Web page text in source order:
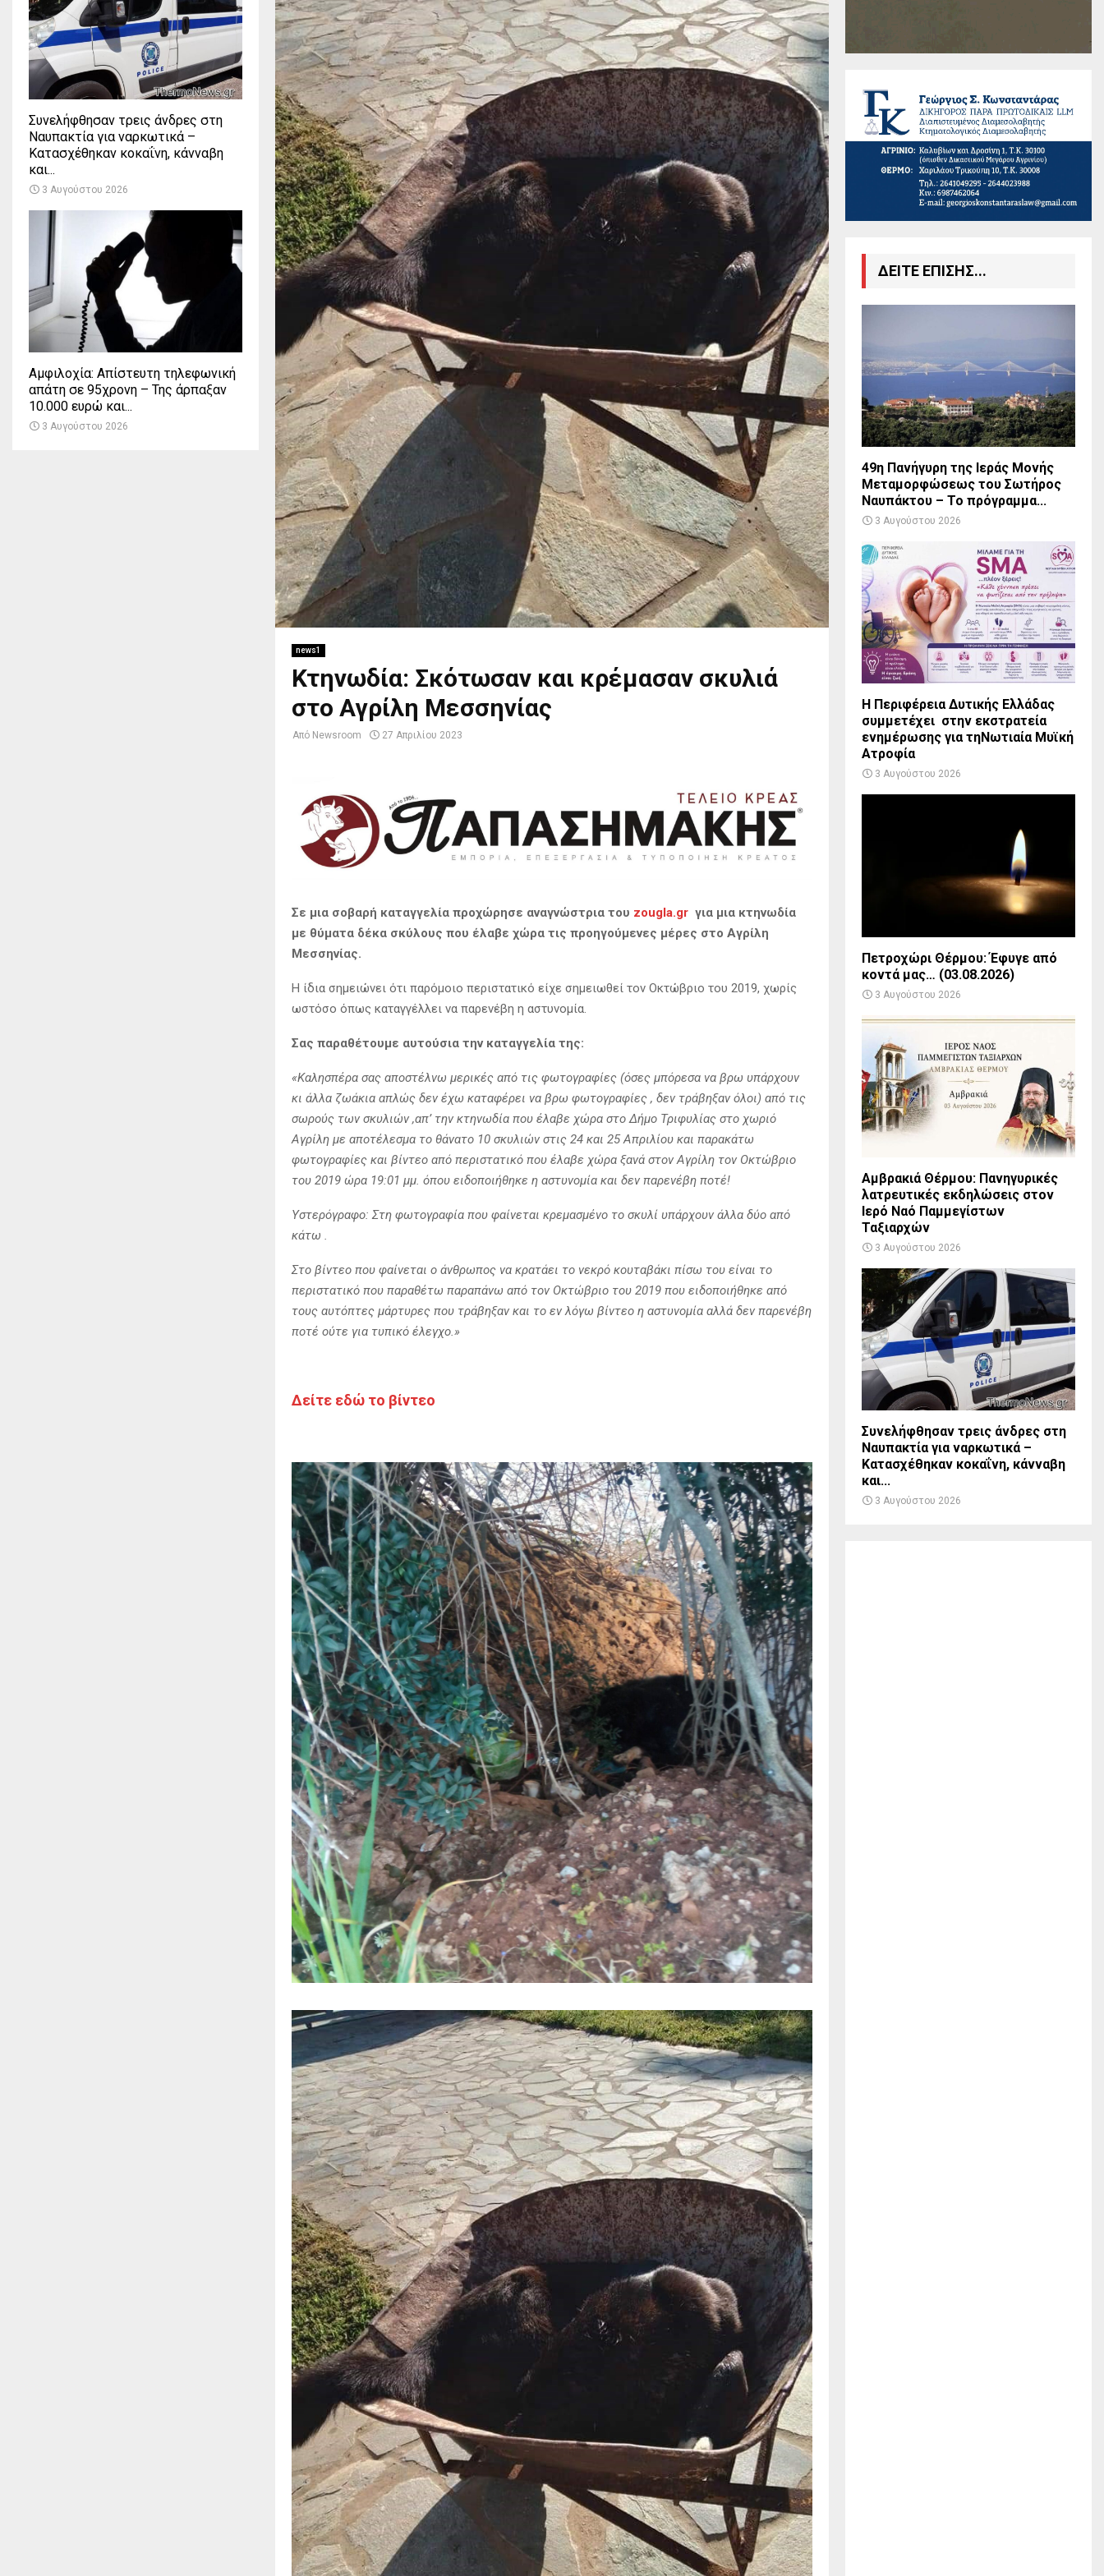
news1
Κτηνωδία: Σκότωσαν και κρέμασαν σκυλιά
στο Αγρίλη Μεσσηνίας
Από Newsroom 27 Απριλίου 2023
Σε μια σοβαρή καταγγελία προχώρησε αναγνώστρια του zougla.gr για μια κτηνωδία
με θύματα δέκα σκύλους που έλαβε χώρα τις προηγούμενες μέρες στο Αγρίλη
Μεσσηνίας.
Η ίδια σημειώνει ότι παρόμοιο περιστατικό είχε σημειωθεί τον Οκτώβριο του 2019, χωρίς
ωστόσο όπως καταγγέλλει να παρενέβη η αστυνομία.
Σας παραθέτουμε αυτούσια την καταγγελία της:
«Καλησπέρα σας αποστέλνω μερικές από τις φωτογραφίες (όσες μπόρεσα να βρω υπάρχουν
κι άλλα ζωάκια απλώς δεν έχω καταφέρει να βρω φωτογραφίες , δεν τράβηξαν όλοι) από τις
σωρούς των σκυλιών ,απ’ την κτηνωδία που έλαβε χώρα στο Δήμο Τριφυλίας στο χωριό
Αγρίλη με αποτέλεσμα το θάνατο 10 σκυλιών στις 24 και 25 Απριλίου και παρακάτω
φωτογραφίες και βίντεο από περιστατικό που έλαβε χώρα ξανά στον Αγρίλη τον Οκτώβριο
του 2019 ώρα 19:01 μμ. όπου ειδοποιήθηκε η αστυνομία και δεν παρενέβη ποτέ!
Υστερόγραφο: Στη φωτογραφία που φαίνεται κρεμασμένο το σκυλί υπάρχουν άλλα δύο από
κάτω .
Στο βίντεο που φαίνεται ο άνθρωπος να κρατάει το νεκρό κουταβάκι πίσω του είναι το
περιστατικό που παραθέτω παραπάνω από τον Οκτώβριο του 2019 που ειδοποιήθηκε από
τους αυτόπτες μάρτυρες που τράβηξαν και το εν λόγω βίντεο η αστυνομία αλλά δεν παρενέβη
ποτέ ούτε για τυπικό έλεγχο.»
Δείτε εδώ το βίντεο
Συνελήφθησαν τρεις άνδρες στη
Ναυπακτία για ναρκωτικά –
Κατασχέθηκαν κοκαΐνη, κάνναβη
και...
3 Αυγούστου 2026
Αμφιλοχία: Απίστευτη τηλεφωνική
απάτη σε 95χρονη – Της άρπαξαν
10.000 ευρώ και...
3 Αυγούστου 2026
ΔΕΙΤΕ ΕΠΙΣΗΣ...
49η Πανήγυρη της Ιεράς Μονής
Μεταμορφώσεως του Σωτήρος
Ναυπάκτου – Το πρόγραμμα...
3 Αυγούστου 2026
Η Περιφέρεια Δυτικής Ελλάδας
συμμετέχει στην εκστρατεία
ενημέρωσης για τηΝωτιαία Μυϊκή
Ατροφία
3 Αυγούστου 2026
Πετροχώρι Θέρμου: Έφυγε από
κοντά μας… (03.08.2026)
3 Αυγούστου 2026
Αμβρακιά Θέρμου: Πανηγυρικές
λατρευτικές εκδηλώσεις στον
Ιερό Ναό Παμμεγίστων
Ταξιαρχών
3 Αυγούστου 2026
Συνελήφθησαν τρεις άνδρες στη
Ναυπακτία για ναρκωτικά –
Κατασχέθηκαν κοκαΐνη, κάνναβη
και...
3 Αυγούστου 2026